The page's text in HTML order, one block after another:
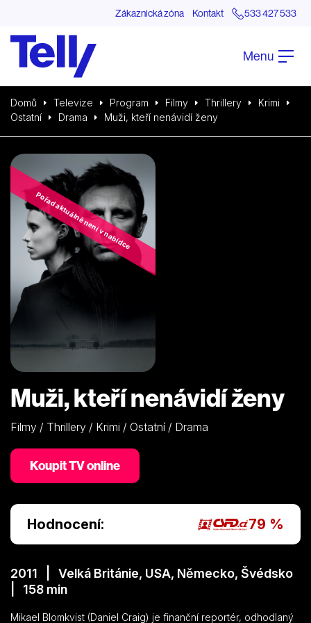
Zákaznická zóna Kontakt 533 427 533
Menu
Domů Televize Program Filmy Thrillery
Krimi
Ostatní
Drama Muži, kteří nenávidí ženy
Pořad aktuálně není v nabídce
Muži, kteří nenávidí ženy
Filmy / Thrillery / Krimi / Ostatní / Drama
Koupit TV online
Hodnocení: 79 %
2011 | Velká Británie, USA, Německo, Švédsko
| 158 min
Mikael Blomkvist (Daniel Craig) je finanční reportér, odhodlaný